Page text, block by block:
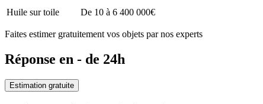
Huile sur toile De 10 à 6 400 000€
Faites estimer gratuitement vos objets par nos experts
Réponse en - de 24h
Estimation gratuite